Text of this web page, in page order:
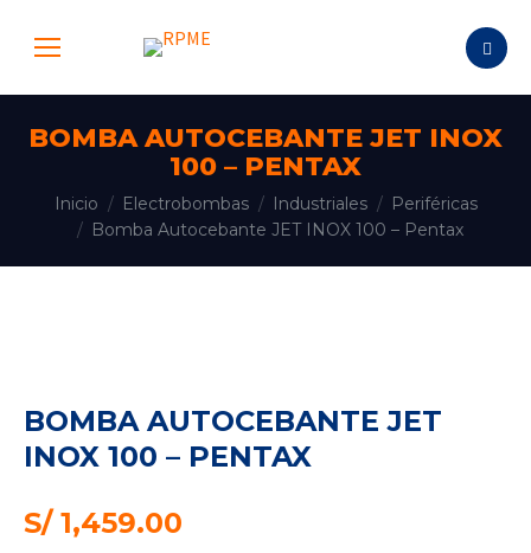
Buscar:
BOMBA AUTOCEBANTE JET INOX
100 – PENTAX
Estás aquí:
Inicio Electrobombas Industriales
Periféricas
Bomba Autocebante JET INOX 100 – Pentax
BOMBA AUTOCEBANTE JET
INOX 100 – PENTAX
S/1,459.00